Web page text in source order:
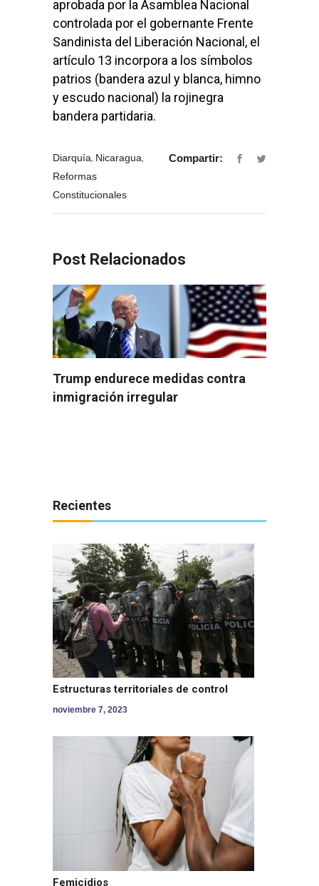
aprobada por la Asamblea Nacional
controlada por el gobernante Frente
Sandinista del Liberación Nacional, el
artículo 13 incorpora a los símbolos
patrios (bandera azul y blanca, himno
y escudo nacional) la rojinegra
bandera partidaria.
Diarquía, Nicaragua,
Reformas
Constitucionales
Compartir:
Post Relacionados
Trump endurece medidas contra
inmigración irregular
Recientes
Estructuras territoriales de control
noviembre 7, 2023
Femicidios